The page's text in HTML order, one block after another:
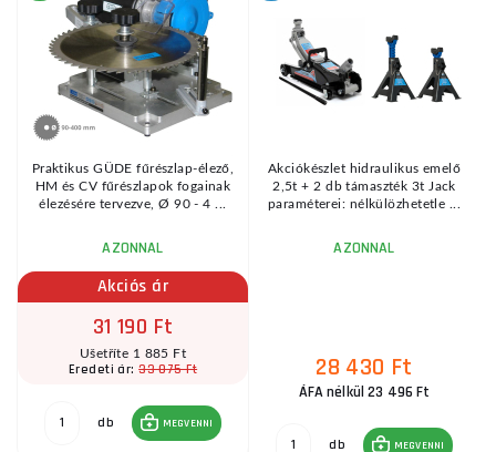
Praktikus GÜDE fűrészlap-élező,
HM és CV fűrészlapok fogainak
élezésére tervezve, Ø 90 - 4 ...
AZONNAL
Akciós ár
31 190 Ft
Ušetříte 1 885 Ft
Eredeti ár:33 075 Ft
db MEGVENNI
Akciókészlet hidraulikus emelő
2,5t + 2 db támaszték 3t Jack
paraméterei: nélkülözhetetle ...
AZONNAL
28 430 Ft
ÁFA nélkül 23 496 Ft
db MEGVENNI